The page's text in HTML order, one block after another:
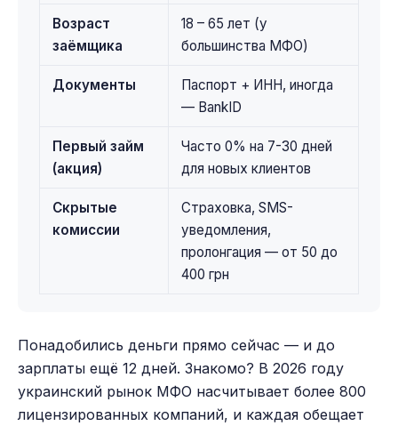
Возраст
заёмщика
18 – 65 лет (у
большинства МФО)
Документы
Паспорт + ИНН, иногда
— BankID
Первый займ
(акция)
Часто 0% на 7-30 дней
для новых клиентов
Скрытые
комиссии
Страховка, SMS-
уведомления,
пролонгация — от 50 до
400 грн
Понадобились деньги прямо сейчас — и до
зарплаты ещё 12 дней. Знакомо? В 2026 году
украинский рынок МФО насчитывает более 800
лицензированных компаний, и каждая обещает